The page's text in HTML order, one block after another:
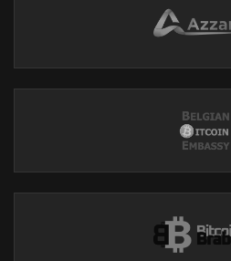
#StackSats
#BitcoinWissen